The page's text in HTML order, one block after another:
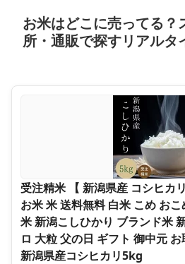
お米はどこに売ってる？
所・通販で探すリアルタ
受注精米 【 新潟県産 コシヒカ
お米 米 送料無料 白米 こめ お
米 新潟こしひかり ブランド米
ロ 大粒 父の日 ギフト 御中元
新潟県産コシヒカリ5kg